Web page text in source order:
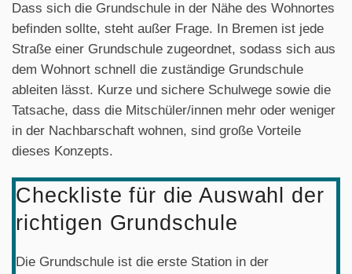
Dass sich die Grundschule in der Nähe des Wohnortes
befinden sollte, steht außer Frage. In Bremen ist jede
Straße einer Grundschule zugeordnet, sodass sich aus
dem Wohnort schnell die zuständige Grundschule
ableiten lässt. Kurze und sichere Schulwege sowie die
Tatsache, dass die Mitschüler/innen mehr oder weniger
in der Nachbarschaft wohnen, sind große Vorteile
dieses Konzepts.
Checkliste für die Auswahl der
richtigen Grundschule
Die Grundschule ist die erste Station in der